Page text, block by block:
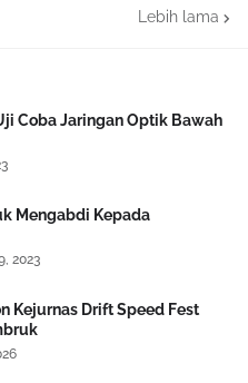
Lebih lama
Coba Jaringan Optik Bawah
Mengabdi Kepada
2023
Kejurnas Drift Speed Fest